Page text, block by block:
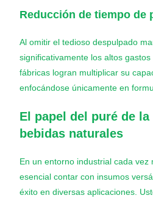
Reducción de tiempo de
Al omitir el tedioso despulpado
significativamente los altos
fábricas logran multiplicar su
enfocándose únicamente en
El papel del puré de la
bebidas naturales
En un entorno industrial cada vez
esencial contar con insumos
éxito en diversas aplicaciones.